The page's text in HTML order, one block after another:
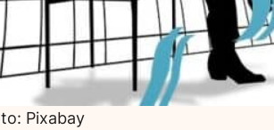
Pixabay